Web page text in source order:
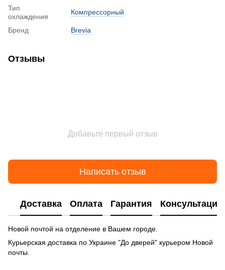
Тип
охлаждения
Компрессорный
Бренд Brevia
Отзывы
Добавьте первый отзыв
Написать отзыв
Доставка Оплата Гарантия Консультация
Новой почтой на отделение в Вашем городе.
Курьерская доставка по Украине "До дверей" курьером Новой
почты.